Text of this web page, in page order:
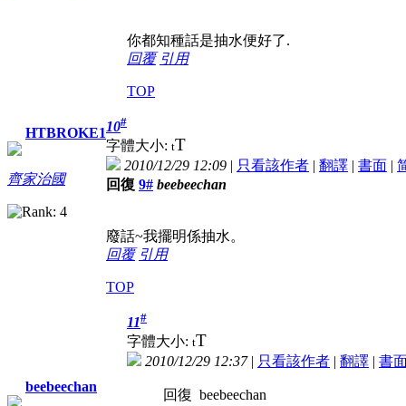
你都知種話是抽水便好了.
回覆 引用
TOP
HTBROKE1
齊家治國
10#
字體大小: tT
2010/12/29 12:09 | 只看該作者 | 翻譯 | 書面 |
回復 9# beebeechan
廢話~我擺明係抽水。
回覆 引用
TOP
beebeechan
11#
字體大小: tT
2010/12/29 12:37| 只看該作者 | 翻譯 | 書
回復 beebeechan